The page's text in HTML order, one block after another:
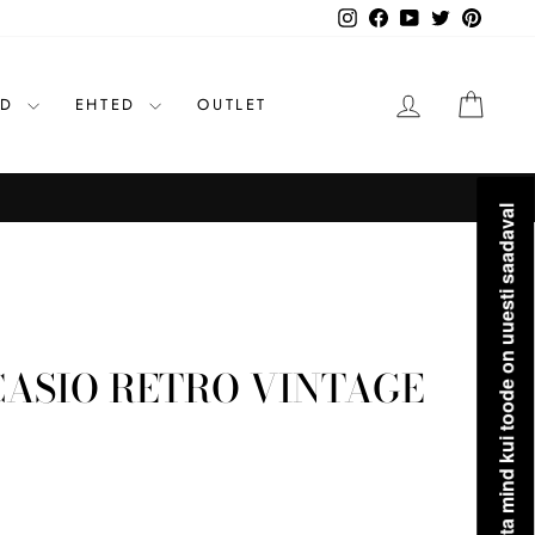
InstagramFacebook
YouTube
Twitter
EHTED OUTLET LOGI SISSE
RETRO VINTAGE Teavita mind kui toode on uuesti saadaval